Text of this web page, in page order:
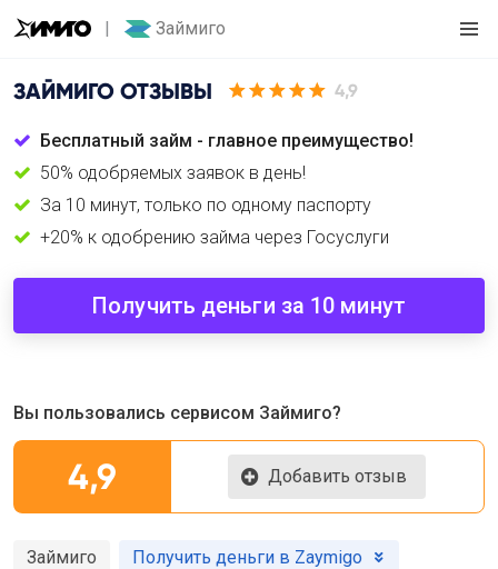
Займиго
ЗАЙМИГО ОТЗЫВЫ 4,9
Бесплатный займ - главное преимущество!
50% одобряемых заявок в день!
За 10 минут, только по одному паспорту
+20% к одобрению займа через Госуслуги
Получить деньги за 10 минут
Вы пользовались сервисом Займиго?
4,9 Добавить отзыв
Займиго Получить деньги в Zaymigo